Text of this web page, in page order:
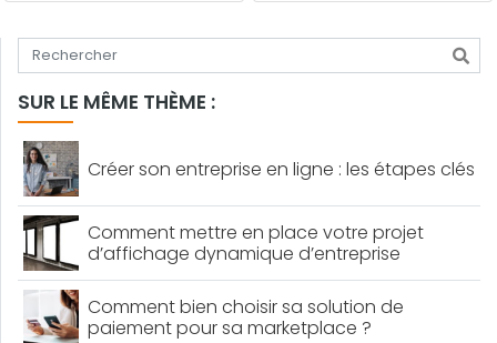
Tapez votre recherche
SUR LE MÊME THÈME :
Créer son entreprise en ligne : les étapes clés
Comment mettre en place votre projet
d’affichage dynamique d’entreprise
Comment bien choisir sa solution de
paiement pour sa marketplace ?